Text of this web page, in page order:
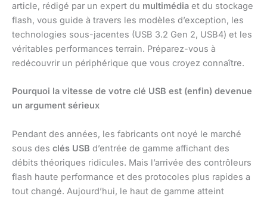
article, rédigé par un expert du multimédia et du stockage
flash, vous guide à travers les modèles d’exception, les
technologies sous-jacentes (USB 3.2 Gen 2, USB4) et les
véritables performances terrain. Préparez-vous à
redécouvrir un périphérique que vous croyez connaître.
Pourquoi la vitesse de votre clé USB est (enfin) devenue
un argument sérieux
Pendant des années, les fabricants ont noyé le marché
sous des clés USB d’entrée de gamme affichant des
débits théoriques ridicules. Mais l’arrivée des contrôleurs
flash haute performance et des protocoles plus rapides a
tout changé. Aujourd’hui, le haut de gamme atteint